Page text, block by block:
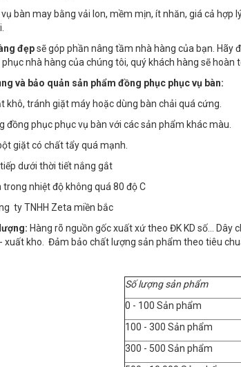
bàn may bằng vải lon, mềm mịn, ít nhăn, giá cả hợp
đẹpsẽ góp phần nâng tầm nhà hàng của bạn. Hãy
nhà hàng của chúng tôi, quý khách hàng sẽ hoàn
và bảo quản sản phẩm đồng phục phục vụ bàn:
khô, tránh giặt máy hoặc dùng bàn chải quá cứng.
đồng phục phục vụ bàn với các sản phẩm khác màu.
giặt có chất tẩy quá mạnh.
dưới thời tiết nắng gắt
trong nhiệt độ không quá 80 độ C
ty TNHH Zeta miền bắc
Hàng rõ nguồn gốc xuất xứ theo ĐK KD số…
xuất kho. Đảm bảo chất lượng sản phẩm theo tiêu
Số lượng sản phẩm
0 - 100 Sản phẩm
100 - 300 Sản phẩm
300 - 500 Sản phẩm